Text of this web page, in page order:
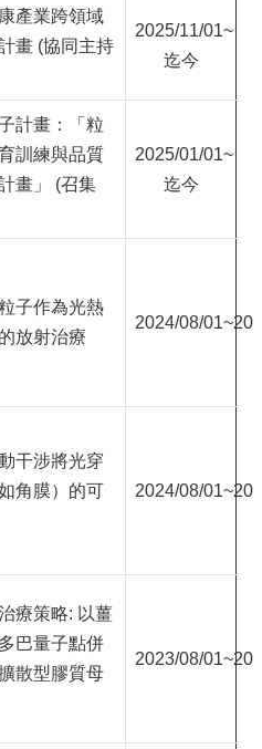
產業跨領域
畫 (協同主持
2025/11/01~
迄今
計畫：「粒
訓練與品質
畫」 (召集
2025/01/01~
迄今
子作為光熱
放射治療
2024/08/
干涉將光穿
角膜）的可
2024/08/
療策略: 以薑
巴量子點併
散型膠質母
2023/08/